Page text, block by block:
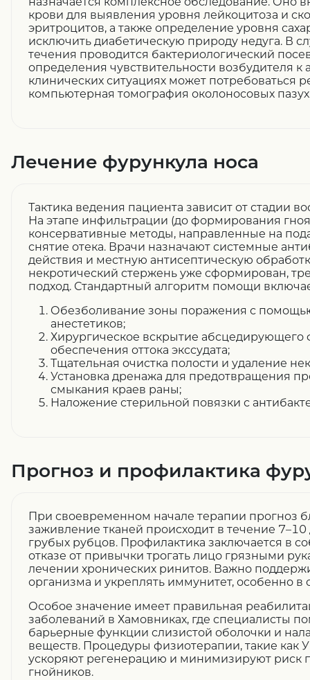
крови для выявления уровня лейкоцитоза и
эритроцитов, а также определение уровня
исключить диабетическую природу недуга. В
течения проводится бактериологический
определения чувствительности возбудителя
клинических ситуациях может потребоваться
компьютерная томография околоносовых
Лечение фурункула носа
Тактика ведения пациента зависит от стадии
На этапе инфильтрации (до формирования
консервативные методы, направленные на
снятие отека. Врачи назначают системные
действия и местную антисептическую
некротический стержень уже сформирован,
подход. Стандартный алгоритм помощи
Обезболивание зоны поражения с
анестетиков;
Хирургическое вскрытие абсцедирующего
обеспечения оттока экссудата;
Тщательная очистка полости и удаление
Установка дренажа для предотвращения
смыкания краев раны;
Наложение стерильной повязки с
Прогноз и профилактика
При своевременном начале терапии прогноз
заживление тканей происходит в течение
грубых рубцов. Профилактика заключается в
отказе от привычки трогать лицо грязными
лечении хронических ринитов. Важно
организма и укреплять иммунитет, особенно
Особое значение имеет правильная
заболеваний в Хамовниках, где специалисты
барьерные функции слизистой оболочки и
веществ. Процедуры физиотерапии, такие как
ускоряют регенерацию и минимизируют риск
гнойников.